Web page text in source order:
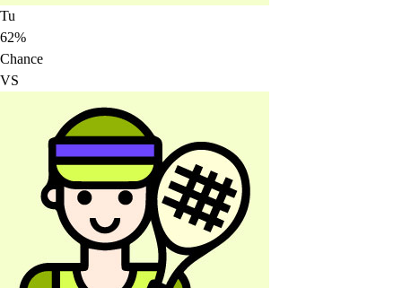
Tu
62%
Chance
VS